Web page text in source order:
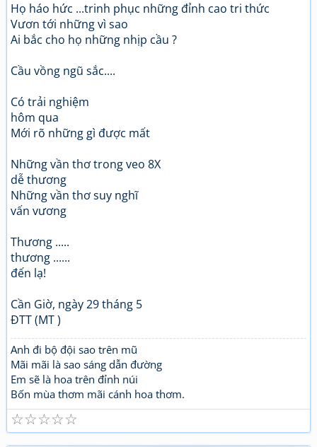
Họ háo hức ...trinh phục những đỉnh cao tri thức
Vươn tới những vì sao
Ai bắc cho họ những nhịp cầu ?
Cầu vồng ngũ sắc....
Có trải nghiệm
hôm qua
Mới rõ những gì được mất
Những vần thơ trong veo 8X
dễ thương
Những vần thơ suy nghĩ
vấn vương
Thương .....
thương ......
đến lạ!
Cần Giờ, ngày 29 tháng 5
ĐTT (MT )
Anh đi bộ đội sao trên mũ
Mãi mãi là sao sáng dẫn đường
Em sẽ là hoa trên đỉnh núi
Bốn mùa thơm mãi cánh hoa thơm.
☆
☆
☆
☆
☆